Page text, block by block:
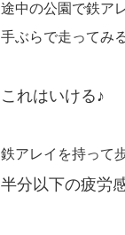
途中の公園で鉄ア
手ぶらで走ってみ
これはいける♪
鉄アレイを持って
半分以下の疲労